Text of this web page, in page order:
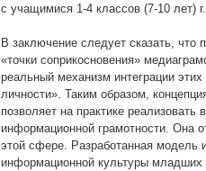
с учащимися 1-4 классов (7-10 лет)
В заключение следует сказать, что
«точки соприкосновения»
реальный механизм интеграции
личности». Таким образом,
позволяет на практике
информационной грамотности. Она
этой сфере. Разработанная модель
информационной культуры